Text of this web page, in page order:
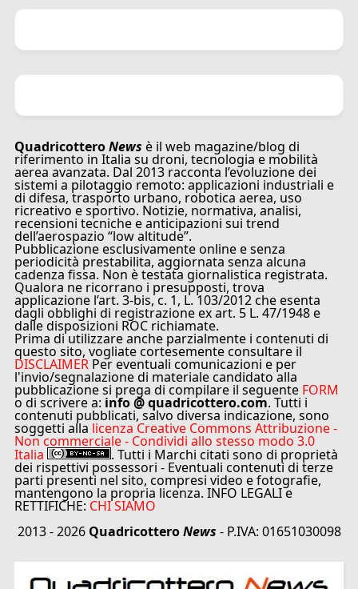
QuadricotteroNews è il web magazine/blog di
riferimento in Italia su droni, tecnologia e mobilità
aerea avanzata. Dal 2013 racconta l’evoluzione dei
sistemi a pilotaggio remoto: applicazioni industriali e
di difesa, trasporto urbano, robotica aerea, uso
ricreativo e sportivo. Notizie, normativa, analisi,
recensioni tecniche e anticipazioni sui trend
dell’aerospazio “low altitude”.
Pubblicazione esclusivamente online e senza
periodicità prestabilita, aggiornata senza alcuna
cadenza fissa. Non è testata giornalistica registrata.
Qualora ne ricorrano i presupposti, trova
applicazione l’art. 3-bis, c. 1, L. 103/2012 che esenta
dagli obblighi di registrazione ex art. 5 L. 47/1948 e
dalle disposizioni ROC richiamate.
Prima di utilizzare anche parzialmente i contenuti di
questo sito, vogliate cortesemente consultare il
DISCLAIMER Per eventuali comunicazioni e per
l'invio/segnalazione di materiale candidato alla
pubblicazione si prega di compilare il seguente FORM
o di scrivere a: info @ quadricottero.com. Tutti i
contenuti pubblicati, salvo diversa indicazione, sono
soggetti alla licenza Creative Commons Attribuzione -
Non commerciale - Condividi allo stesso modo 3.0
Italia . Tutti i Marchi citati sono di proprietà
dei rispettivi possessori - Eventuali contenuti di terze
parti presenti nel sito, compresi video e fotografie,
mantengono la propria licenza. INFO LEGALI e
RETTIFICHE: CHI SIAMO
2013 - 2026 QuadricotteroNews - P.IVA: 01651030098